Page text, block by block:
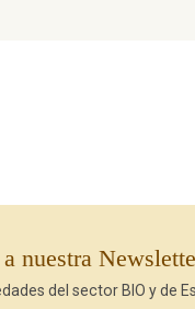
nuestra
del sector BIO y de